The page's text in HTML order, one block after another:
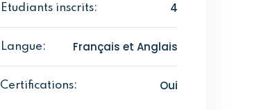
Etudiants inscrits: 4
Langue: Français et Anglais
Certifications: Oui